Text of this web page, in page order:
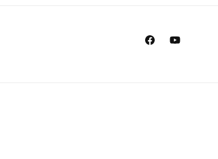
FacebookYouTube